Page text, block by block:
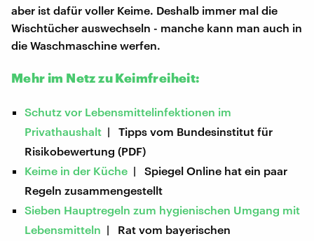
aber ist dafür voller Keime. Deshalb immer mal die
Wischtücher auswechseln - manche kann man auch in
die Waschmaschine werfen.
Mehr im Netz zu Keimfreiheit:
Schutz vor Lebensmittelinfektionen im
Privathaushalt | Tipps vom Bundesinstitut für
Risikobewertung (PDF)
Keime in der Küche | Spiegel Online hat ein paar
Regeln zusammengestellt
Sieben Hauptregeln zum hygienischen Umgang mit
Lebensmitteln | Rat vom bayerischen